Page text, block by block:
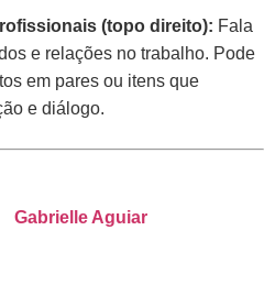
(topo direito): Fala
e relações no trabalho. Pode
em pares ou itens que
e diálogo.
Gabrielle Aguiar